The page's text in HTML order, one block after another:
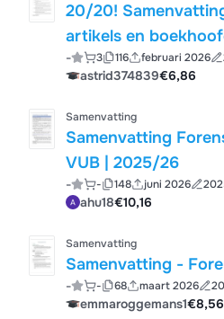
20/20!
artikels en
- 3 116 februari 2026
astrid374839€6,86
Samenvatting
Samenvatting
VUB | 2025/26
- - 148 juni 2026
ahu18€10,16
Samenvatting
- - 68 maart 2026
emmaroggemans1€8,56